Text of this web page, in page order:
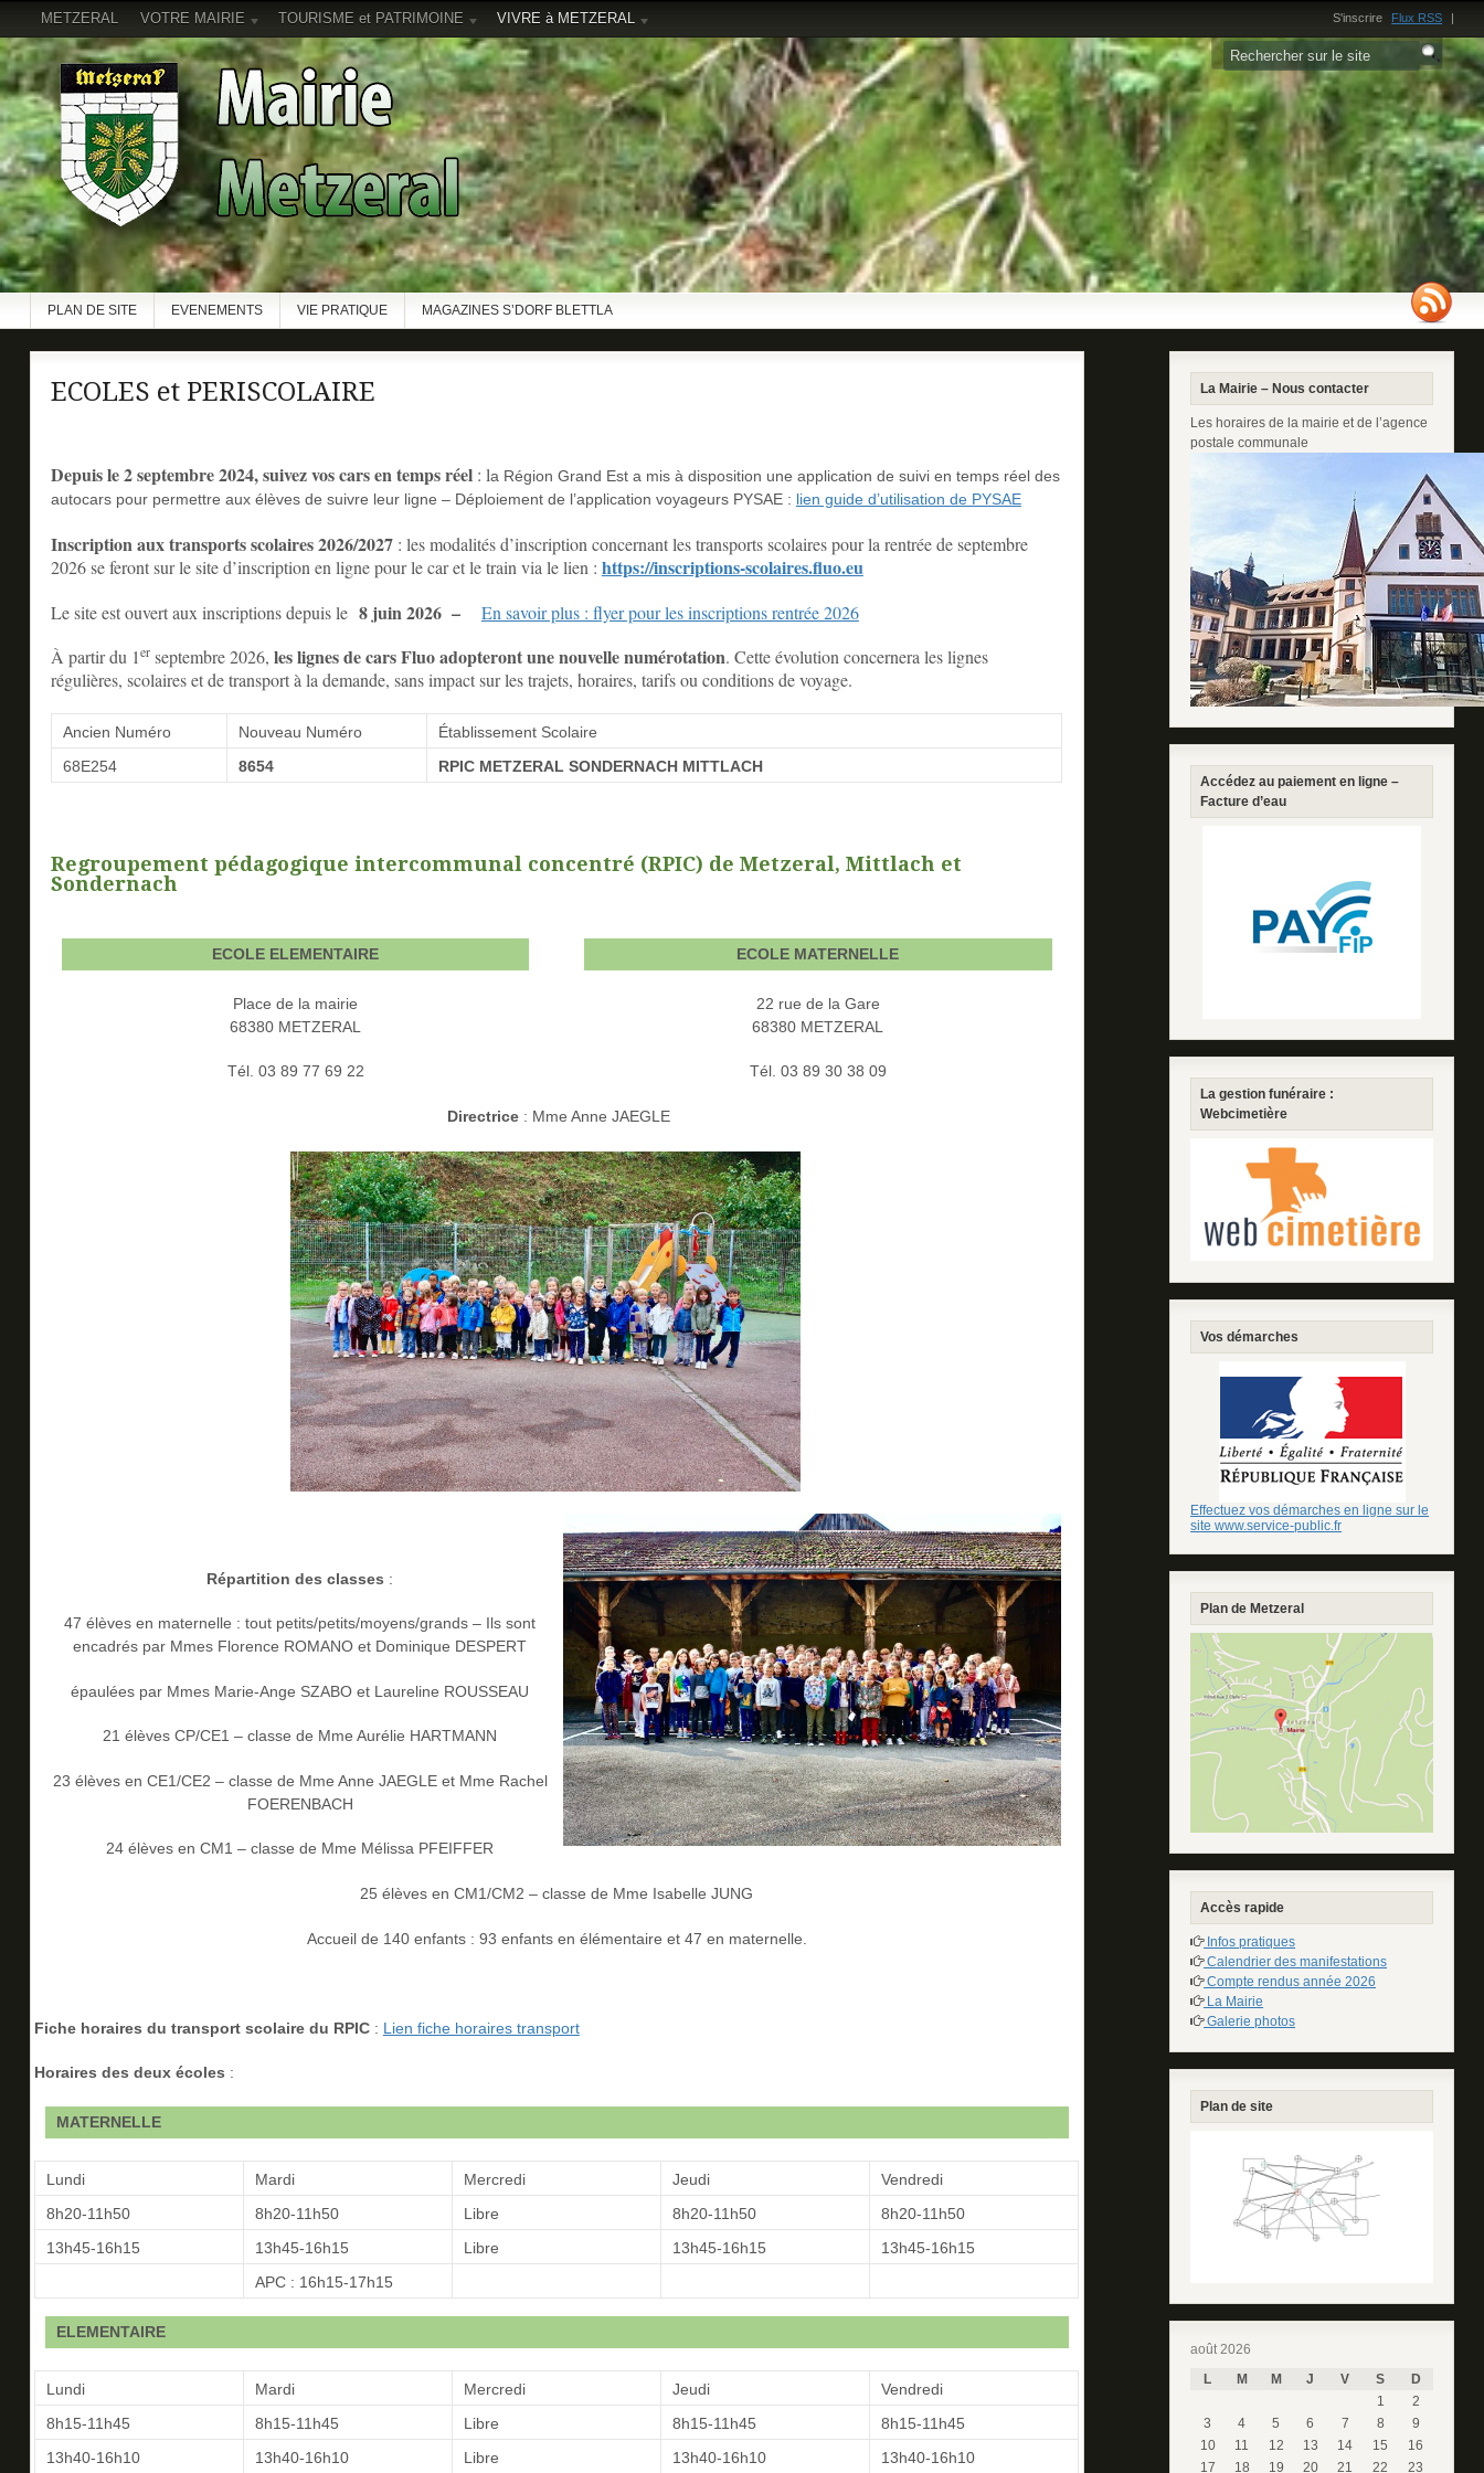
METZERAL VOTRE MAIRIE TOURISME et PATRIMOINE VIVRE à METZERAL S'inscrire Flux RSS |
PLAN DE SITE EVENEMENTS VIE PRATIQUE MAGAZINES S’DORF BLETTLA
ECOLES et PERISCOLAIRE
Depuis le 2 septembre 2024, suivez vos cars en temps réel: la Région Grand Est a mis à disposition une application de suivi en temps réel des
autocars pour permettre aux élèves de suivre leur ligne – Déploiement de l’application voyageurs PYSAE : lien guide d’utilisation de PYSAE
Inscription aux transports scolaires 2026/2027: les modalités d’inscription concernant les transports scolaires pour la rentrée de septembre
2026 se feront sur le site d’inscription en ligne pour le car et le train via le lien : https://inscriptions-scolaires.fluo.eu
Le site est ouvert aux inscriptions depuis le 8 juin 2026 – En savoir plus : flyer pour les inscriptions rentrée 2026
À partir du 1erseptembre 2026, les lignes de cars Fluo adopteront une nouvelle numérotation. Cette évolution concernera les lignes
régulières, scolaires et de transport à la demande, sans impact sur les trajets, horaires, tarifs ou conditions de voyage.
Ancien Numéro Nouveau Numéro
Établissement Scolaire
68E254
8654 RPIC METZERAL SONDERNACH MITTLACH
Regroupement pédagogique intercommunal concentré (RPIC) de Metzeral, Mittlach et
Sondernach
ECOLE ELEMENTAIRE
Place de la mairie
68380 METZERAL
Tél. 03 89 77 69 22
ECOLE MATERNELLE
22 rue de la Gare
68380 METZERAL
Tél. 03 89 30 38 09
Directrice : Mme Anne JAEGLE
Répartition des classes :
47 élèves en maternelle : tout petits/petits/moyens/grands – Ils sont
encadrés par Mmes Florence ROMANO et Dominique DESPERT
épaulées par Mmes Marie-Ange SZABO et Laureline ROUSSEAU
21 élèves CP/CE1 – classe de Mme Aurélie HARTMANN
23 élèves en CE1/CE2 – classe de Mme Anne JAEGLE et Mme Rachel
FOERENBACH
24 élèves en CM1 – classe de Mme Mélissa PFEIFFER
25 élèves en CM1/CM2 – classe de Mme Isabelle JUNG
Accueil de 140 enfants : 93 enfants en élémentaire et 47 en maternelle.
Fiche horaires du transport scolaire du RPIC : Lien fiche horaires transport
Horaires des deux écoles :
MATERNELLE
Lundi Mardi Mercredi Jeudi
Vendredi
8h20-11h50
8h20-11h50 Libre 8h20-11h50
8h20-11h50
13h45-16h15
13h45-16h15 Libre 13h45-16h15
13h45-16h15
APC : 16h15-17h15
ELEMENTAIRE
Lundi Mardi Mercredi Jeudi
Vendredi
8h15-11h45
8h15-11h45 Libre 8h15-11h45
8h15-11h45
13h40-16h10
13h40-16h10 Libre 13h40-16h10 13h40-16h10
La Mairie – Nous contacter
Les horaires de la mairie et de l’agence
postale communale
Accédez au paiement en ligne –
Facture d’eau
La gestion funéraire :
Webcimetière
Vos démarches
Effectuez vos démarches en ligne sur le
site www.service-public.fr
Plan de Metzeral
Accès rapide
Infos pratiques
Calendrier des manifestations
Compte rendus année 2026
La Mairie
Galerie photos
Plan de site
août 2026
L
M M J V S
D
1
2
3
4 5 6 7 8
9
10
11 12 13 14 15
16
17
18 19 20 21 22 23